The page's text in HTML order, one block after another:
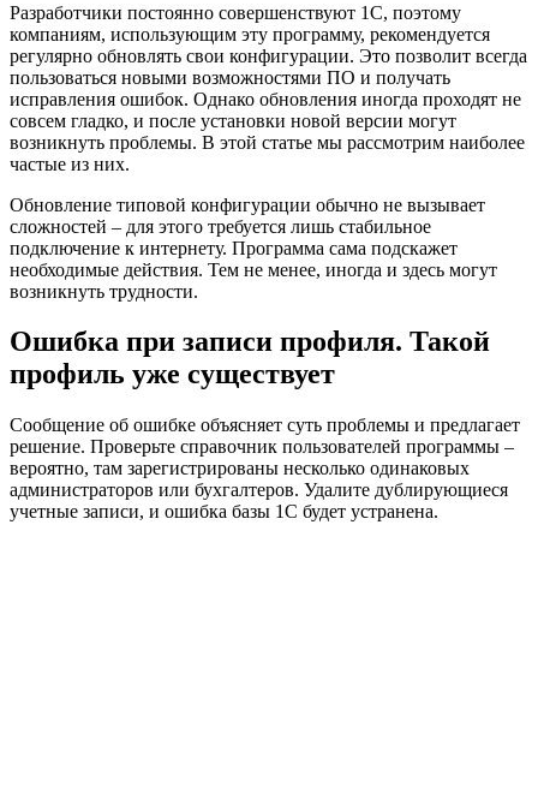
Разработчики постоянно совершенствуют 1С, поэтому
компаниям, использующим эту программу, рекомендуется
регулярно обновлять свои конфигурации. Это позволит всегда
пользоваться новыми возможностями ПО и получать
исправления ошибок. Однако обновления иногда проходят не
совсем гладко, и после установки новой версии могут
возникнуть проблемы. В этой статье мы рассмотрим наиболее
частые из них.
Обновление типовой конфигурации обычно не вызывает
сложностей – для этого требуется лишь стабильное
подключение к интернету. Программа сама подскажет
необходимые действия. Тем не менее, иногда и здесь могут
возникнуть трудности.
Ошибка при записи профиля. Такой
профиль уже существует
Сообщение об ошибке объясняет суть проблемы и предлагает
решение. Проверьте справочник пользователей программы –
вероятно, там зарегистрированы несколько одинаковых
администраторов или бухгалтеров. Удалите дублирующиеся
учетные записи, и ошибка базы 1С будет устранена.